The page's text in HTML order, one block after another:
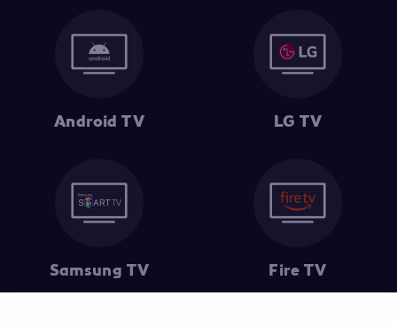
Android TV LG TV
Samsung TV Fire TV